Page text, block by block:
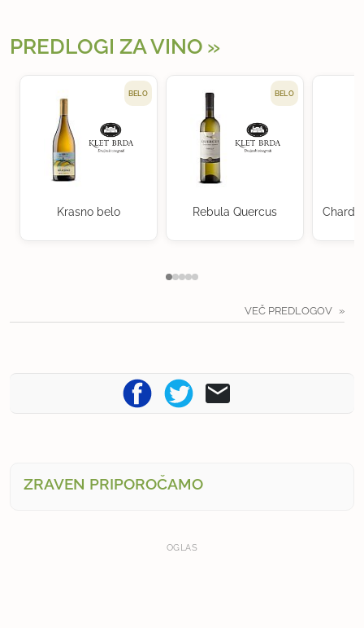
PREDLOGI ZA VINO
BELO
Krasno belo
BELO
Rebula Quercus
VEČ PREDLOGOV
ZRAVEN PRIPOROČAMO
OGLAS